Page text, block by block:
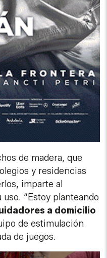
de madera, que
y residencias
imparte al
“Estoy planteando
a domicilio
de estimulación
de juegos.